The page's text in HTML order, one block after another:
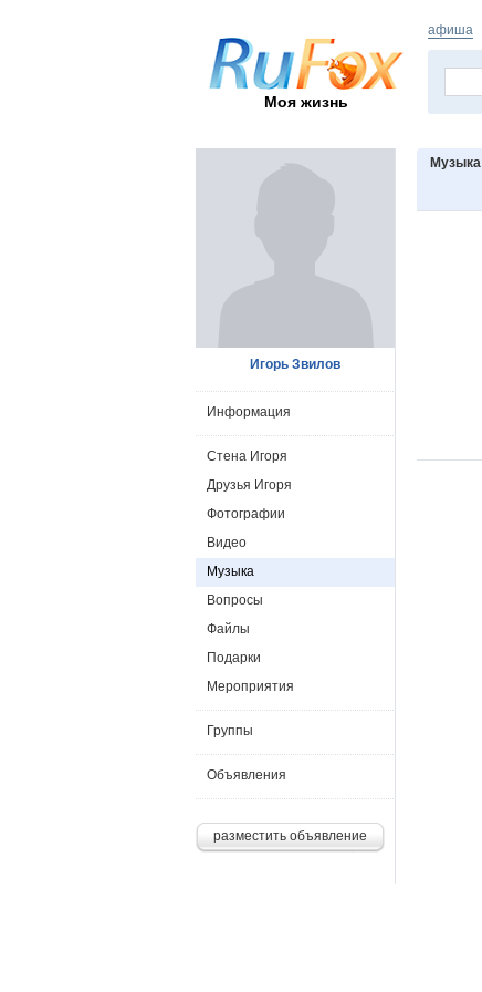
Моя жизнь
афиша
Музыка
Игорь Звилов
Информация
Стена Игоря
Друзья Игоря
Фотографии
Видео
Музыка
Вопросы
Файлы
Подарки
Мероприятия
Группы
Объявления
разместить объявление